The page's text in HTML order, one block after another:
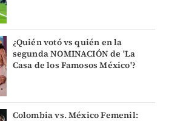
¿Quién votó vs quién en la
segunda NOMINACIÓN de 'La
Casa de los Famosos México'?
Colombia vs. México Femenil: